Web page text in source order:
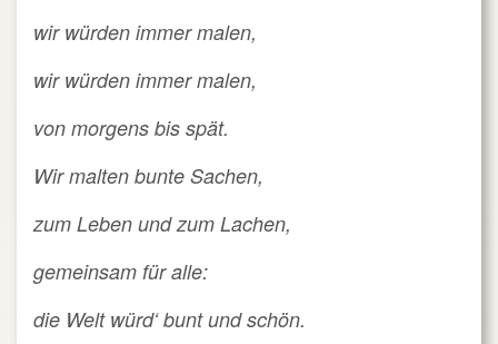
wir würden immer malen,
wir würden immer malen,
von morgens bis spät.
Wir malten bunte Sachen,
zum Leben und zum Lachen,
gemeinsam für alle:
die Welt würd‘ bunt und schön.